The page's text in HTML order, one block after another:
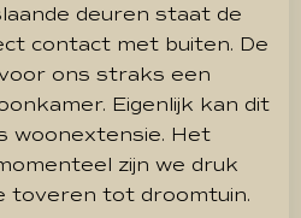
deuren staat de
contact met buiten. De
ons straks een
Eigenlijk kan dit
woonextensie. Het
zijn we druk
toveren tot droomtuin.